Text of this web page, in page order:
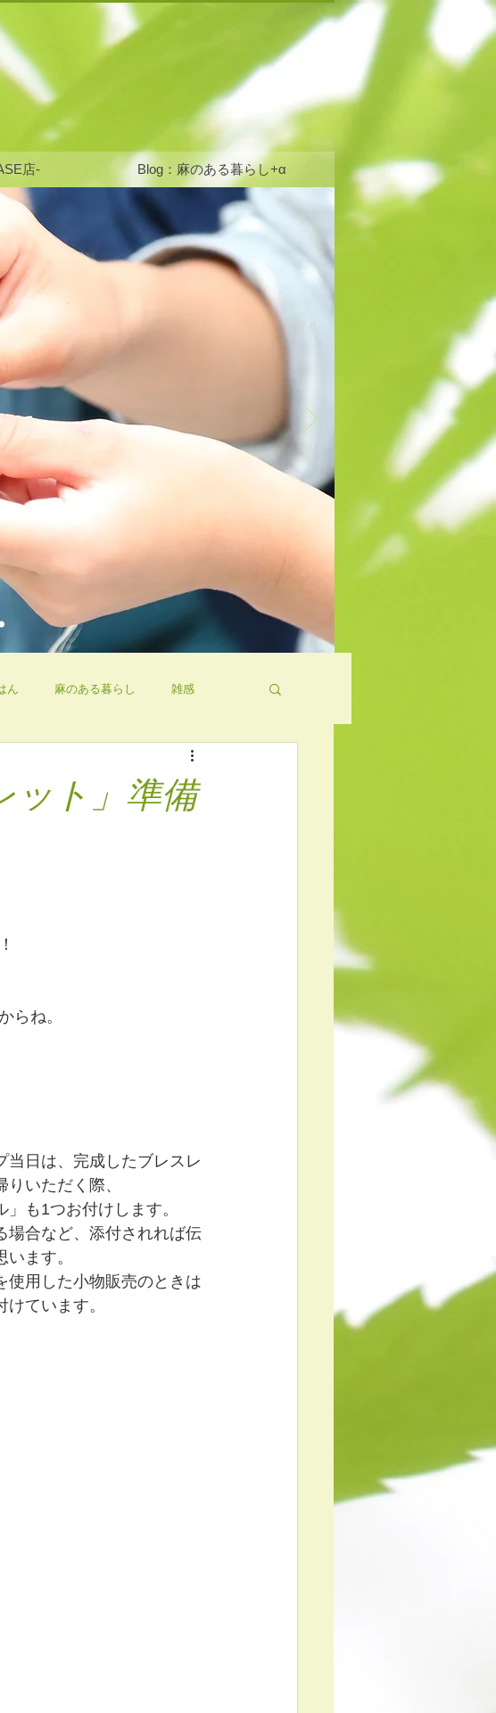
店- Blog：麻のある暮らし+α
ログイン
0
ん 麻のある暮らし 雑感
ット」準備
らね。
当日は、完成したブレスレ
りいただく際、
」も1つお付けします。
場合など、添付されれば伝
ます。
使用した小物販売のときは
ています。